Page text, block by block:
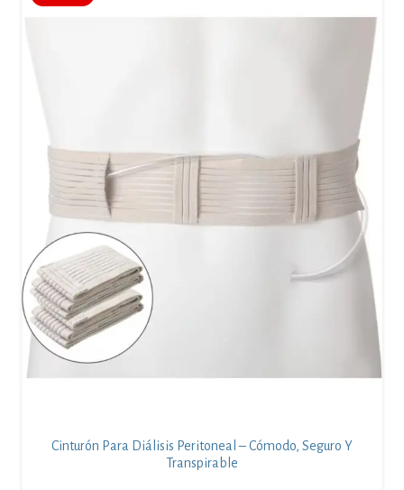
Cinturón Para Diálisis Peritoneal – Cómodo, Seguro Y
Transpirable